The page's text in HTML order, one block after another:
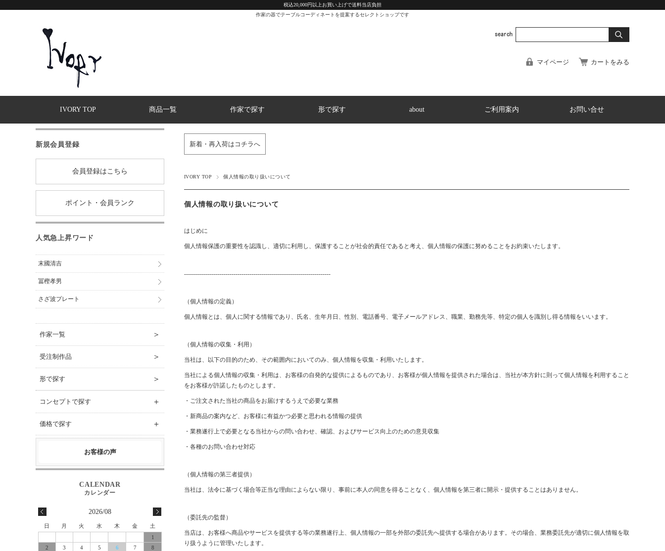
税込20,000円以上お買い上げで送料当店負担
作家の器でテーブルコーディネートを提案するセレクトショップです
マイページ カートをみる
IVORY TOP 商品一覧 作家で探す 形で探す about ご利用案内 お問い合せ
新着・再入荷はコチラへ
IVORY TOP 個人情報の取り扱いについて
個人情報の取り扱いについて
はじめに
個人情報保護の重要性を認識し、適切に利用し、保護することが社会的責任であると考え、個人情報の保護に努めることをお約束いたします。
--------------------------------------------------------------------------
（個人情報の定義）
個人情報とは、個人に関する情報であり、氏名、生年月日、性別、電話番号、電子メールアドレス、職業、勤務先等、特定の個人を識別し得る情報をいいます。
（個人情報の収集・利用）
当社は、以下の目的のため、その範囲内においてのみ、個人情報を収集・利用いたします。
当社による個人情報の収集・利用は、お客様の自発的な提供によるものであり、お客様が個人情報を提供された場合は、当社が本方針に則って個人情報を利用すること
をお客様が許諾したものとします。
・ご注文された当社の商品をお届けするうえで必要な業務
・新商品の案内など、お客様に有益かつ必要と思われる情報の提供
・業務遂行上で必要となる当社からの問い合わせ、確認、およびサービス向上のための意見収集
・各種のお問い合わせ対応
（個人情報の第三者提供）
当社は、法令に基づく場合等正当な理由によらない限り、事前に本人の同意を得ることなく、個人情報を第三者に開示・提供することはありません。
（委託先の監督）
当店は、お客様へ商品やサービスを提供する等の業務遂行上、個人情報の一部を外部の委託先へ提供する場合があります。その場合、業務委託先が適切に個人情報を取
り扱うように管理いたします。
新規会員登録
会員登録はこちら
ポイント・会員ランク
人気急上昇ワード
末國清吉
冨樫孝男
さざ波プレート
作家一覧 ＞
受注制作品 ＞
形で探す ＞
コンセプトで探す ＋
価格で探す ＋
お客様の声
2026/08
日 月 火 水 木 金
土
1
2
3 4 5 6 7
8